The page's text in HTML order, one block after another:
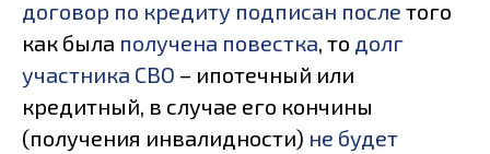
договор по кредиту подписан после того
как была получена повестка, то долг
участника СВО – ипотечный или
кредитный, в случае его кончины
(получения инвалидности) не будет